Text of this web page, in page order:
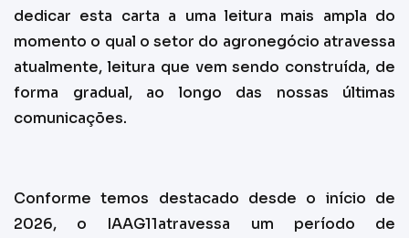
dedicar esta carta a uma leitura mais ampla do
momento o qual o setor do agronegócio atravessa
atualmente, leitura que vem sendo construída, de
forma gradual, ao longo das nossas últimas
comunicações.
Conforme temos destacado desde o início de
2026, o IAAG11atravessa um período de